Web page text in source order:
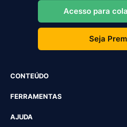
Acesso para
Seja
CONTEÚDO
FERRAMENTAS
AJUDA